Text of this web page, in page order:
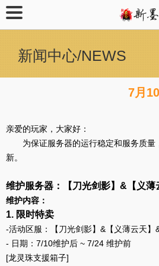
新闻中心/NEWS
7月
亲爱的玩家，大家好：
为保证服务器的运行稳定和服务质量
新。
维护服务器：【刀光剑影】&【义薄
维护内容：
1. 限时特卖
-活动区服：【刀光剑影】&【义薄云天】
- 日期：7/10维护后 ~ 7/24 维护前
[龙灵珠支援箱子]